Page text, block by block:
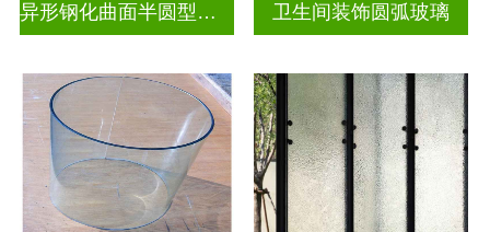
异形钢化曲面半圆型曲面玻璃 卫生间装饰圆弧玻璃